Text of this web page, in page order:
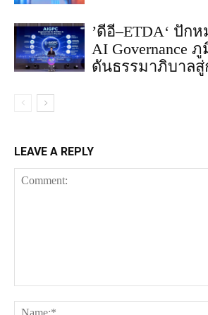
’ดีอี–ETDA‘ ปัก
AI Governance
ดันธรรมาภิบาลสู่
LEAVE A REPLY